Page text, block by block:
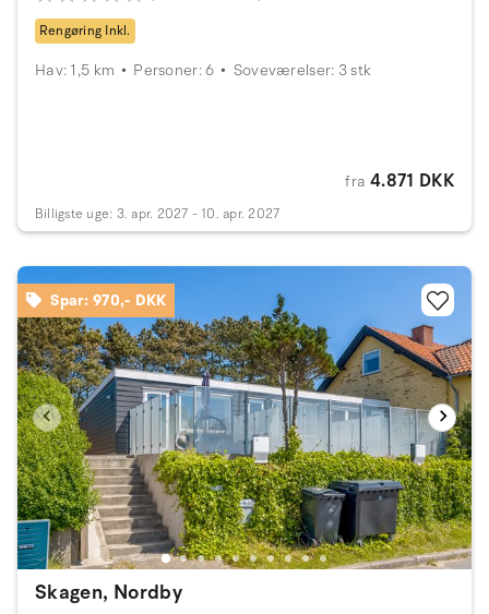
Rengøring Inkl.
Hav: 1,5 km Personer: 6 Soveværelser: 3 stk
fra 4.871 DKK
Billigste uge: 3. apr. 2027 - 10. apr. 2027
Spar: 970,- DKK
Skagen, Nordby